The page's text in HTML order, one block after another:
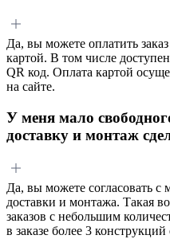
Да, вы можете оплатить
картой. В том числе
QR код. Оплата картой
на сайте.
У меня мало
доставку и монтаж
Да, вы можете согласовать с
доставки и монтажа. Такая
заказов с небольшим
в заказе более 3